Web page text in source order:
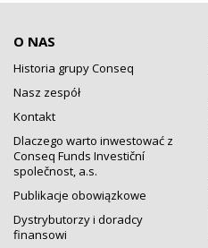
O NAS
Historia grupy Conseq
Nasz zespół
Kontakt
Dlaczego warto inwestować z
Conseq Funds Investiční
společnost, a.s.
Publikacje obowiązkowe
Dystrybutorzy i doradcy
finansowi